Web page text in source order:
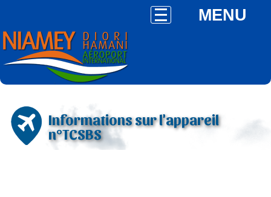
MENU
Informations sur l'appareil
n°TCSBS